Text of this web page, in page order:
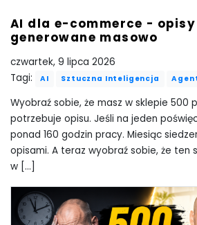
AI dla e-commerce -
generowane masowo
czwartek, 9 lipca 2026
Tagi:
AI Sztuczna Inteligencja
Wyobraź sobie, że masz w sklepie 500
potrzebuje opisu. Jeśli na jeden
ponad 160 godzin pracy. Miesiąc
opisami. A teraz wyobraź sobie, że ten
w [...]